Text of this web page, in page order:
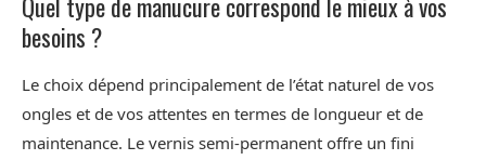
besoins ?
Le choix dépend principalement de l’état naturel de vos
ongles et de vos attentes en termes de longueur et de
maintenance. Le vernis semi‑permanent offre un fini